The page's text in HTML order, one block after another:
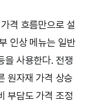
격 흐름만으로 설
인상 메뉴는 일반
을 사용한다. 전쟁
원자재 가격 상승
부담도 가격 조정